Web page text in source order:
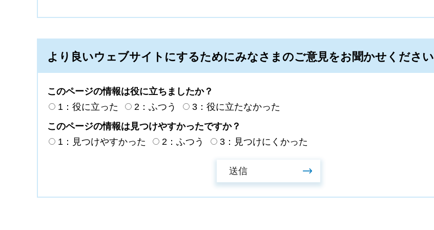
より良いウェブサイトにするためにみなさまのご意見をお聞かせください
このページの情報は役に立ちましたか？
1：役に立った
2：ふつう
3：役に立たなかった
このページの情報は見つけやすかったですか？
1：見つけやすかった
2：ふつう 3：見つけにくかった